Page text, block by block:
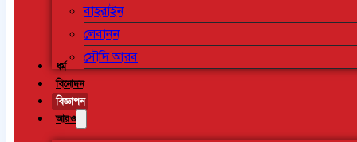
বাহরাইন
লেবানন
সৌদি আরব
ধর্ম
বিনোদন
বিজ্ঞাপন
আরও